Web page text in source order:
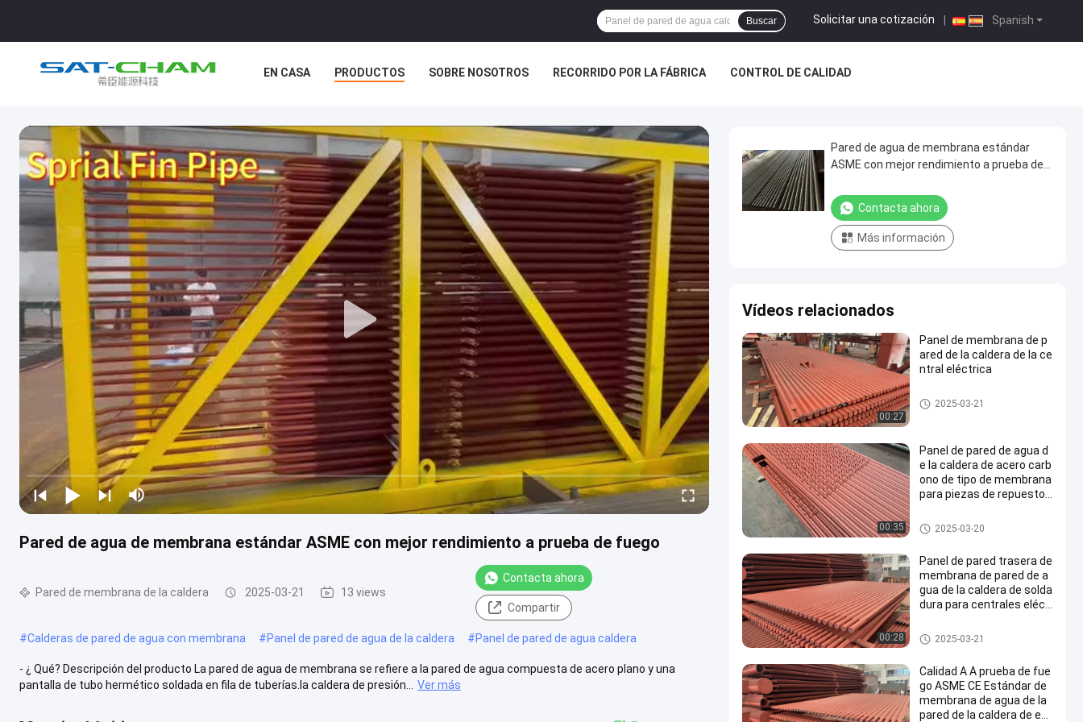
Spanish
Solicitar una cotización
Buscar
EN CASA PRODUCTOS SOBRE NOSOTROS RECORRIDO POR LA FÁBRICA CONTROL DE CALIDAD
Pared de agua de membrana estándar ASME con mejor rendimiento a prueba de fuego
Pared de membrana de la caldera 2025-03-21 13 views
Contacta ahora
Compartir
#Calderas de pared de agua con membrana #Panel de pared de agua de la caldera #Panel de pared de agua caldera
- ¿ Qué? Descripción del producto La pared de agua de membrana se refiere a la pared de agua compuesta de acero plano y una
pantalla de tubo hermético soldada en fila de tuberías.la caldera de presión...
Ver más
Pared de agua de membrana estándar
ASME con mejor rendimiento a prueba de
Contacta ahora
Más información
Vídeos relacionados
00:27
Panel de membrana de p
ared de la caldera de la ce
ntral eléctrica
Pared de membrana de la cald
era
2025-03-21
00:35
Panel de pared de agua d
e la caldera de acero carb
ono de tipo de membrana
para piezas de repuesto
Pared de membrana de la cald
era
2025-03-20
00:28
Panel de pared trasera de
membrana de pared de a
gua de la caldera de solda
dura para centrales eléct
Pared de membrana de la cald
era
2025-03-21
Calidad A A prueba de fue
go ASME CE Estándar de
membrana de agua de la
pared de la caldera de enf